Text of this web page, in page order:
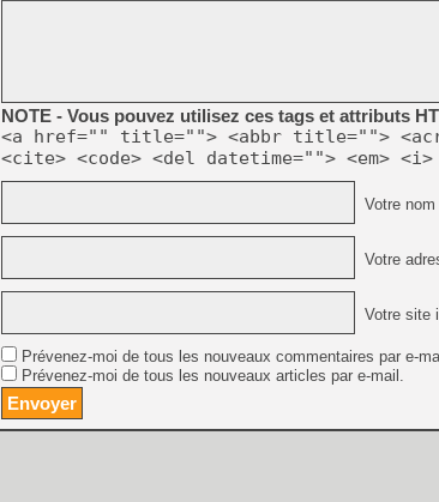
NOTE - Vous pouvez utilisez ces tags et attributs
<a href="" title=""> <abbr title="">
<cite> <code> <del datetime=""> <em>
Votre nom
Votre
Votre site
Prévenez-moi de tous les nouveaux commentaires par e-
Prévenez-moi de tous les nouveaux articles par e-mail.